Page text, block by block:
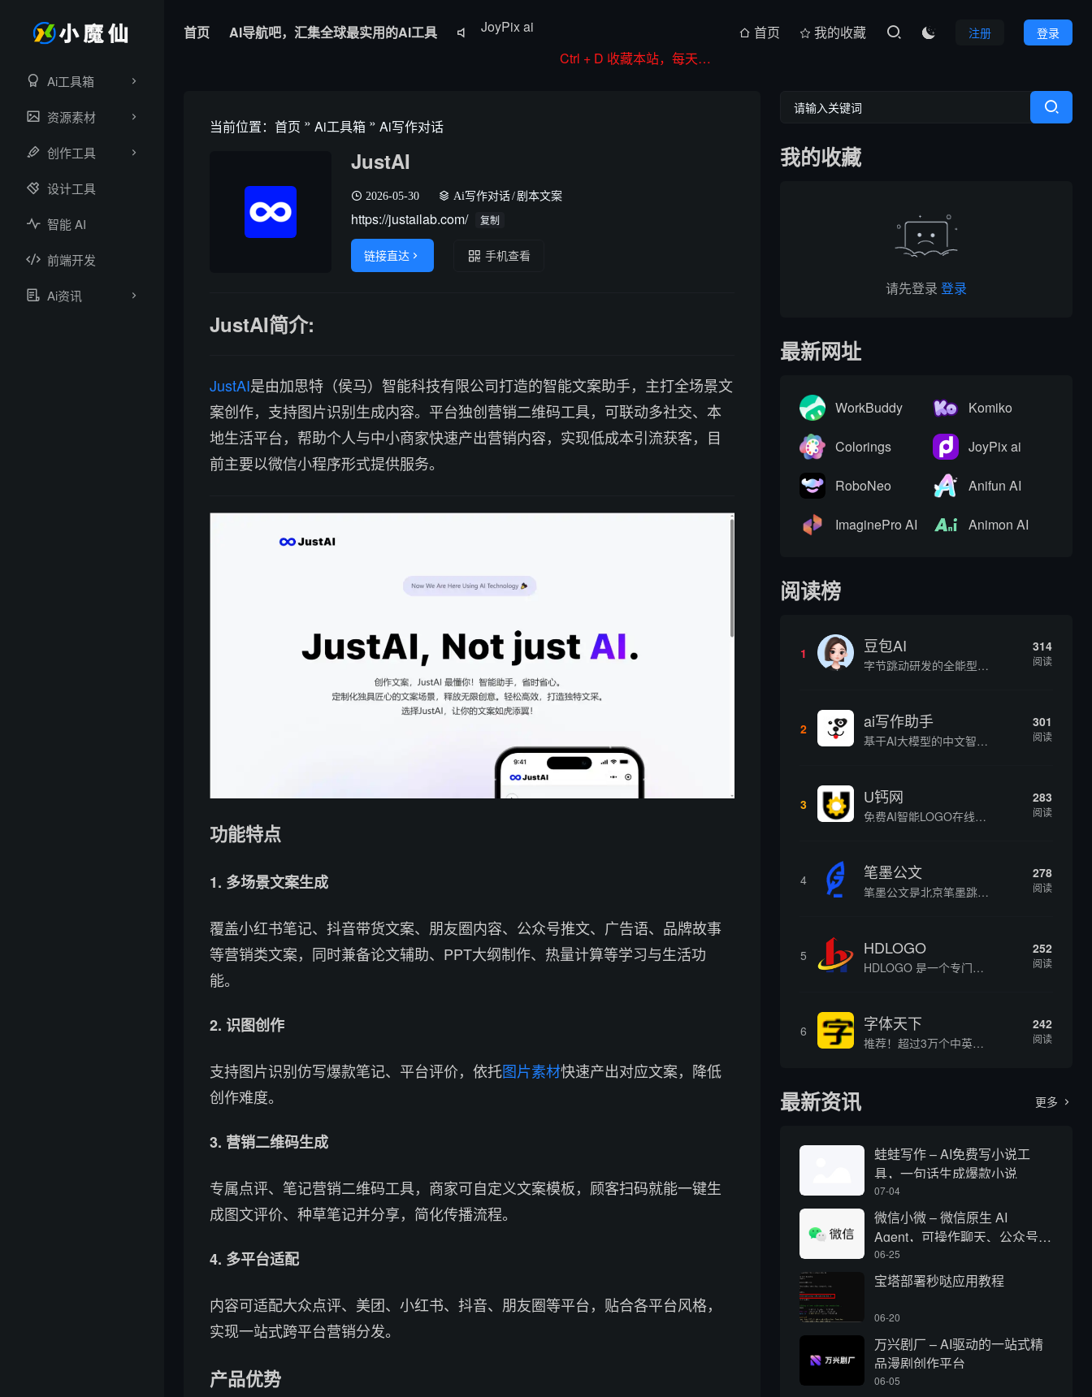
Ai工具箱
资源素材
创作工具
设计工具
智能 AI
前端开发
Ai资讯
首页 AI导航吧，汇集全球最实用的AI工具 
RoboNeo
登录
注册

首页
我的收藏
Ctrl + D 收藏本站，每天更新好站！
当前位置： 首页 » Ai工具箱 » Ai写作对话
JustAI
2026-05-30 Ai写作对话/ 剧本文案
https://justailab.com/ 复制
链接直达  手机查看
JustAI简介:
JustAI是由加思特（侯马）智能科技有限公司打造的智能文案助手，主打全场景文
案创作，支持图片识别生成内容。平台独创营销二维码工具，可联动多社交、本
地生活平台，帮助个人与中小商家快速产出营销内容，实现低成本引流获客，目
前主要以微信小程序形式提供服务。
功能特点
1. 多场景文案生成
覆盖小红书笔记、抖音带货文案、朋友圈内容、公众号推文、广告语、品牌故事
等营销类文案，同时兼备论文辅助、PPT大纲制作、热量计算等学习与生活功
能。
2. 识图创作
支持图片识别仿写爆款笔记、平台评价，依托图片素材快速产出对应文案，降低
创作难度。
3. 营销二维码生成
专属点评、笔记营销二维码工具，商家可自定义文案模板，顾客扫码就能一键生
成图文评价、种草笔记并分享，简化传播流程。
4. 多平台适配
内容可适配大众点评、美团、小红书、抖音、朋友圈等平台，贴合各平台风格，
实现一站式跨平台营销分发。
产品优势
我的收藏
请先登录 登录
最新网址
WorkBuddy Komiko
Colorings JoyPix ai
RoboNeo Anifun AI
ImaginePro AI Animon AI
阅读榜
1 豆包AI
字节跳动研发的全能型AI智能助手，提供智能对话、知识问答、内容创作、学习办公等一站式AI服务
314
阅读
2 ai写作助手
基于AI大模型的中文智能写作工具，面向学生、自媒体、职场人士提供一站式文本创作服务 核心定位 AI写作助手是依托人工智能技术打造的创作辅助平台，专注中文文本生成与优化，帮助用户快速完成各类文案、文章、论文等内容创作，提升写作效率 核心功能 ...
301
阅读
3 U钙网
免费AI智能LOGO在线设计制作平台
283
阅读
4 笔墨公文
笔墨公文是北京笔墨跳动科技旗下垂直公文赛道 AIGC 创作平台，深耕体制公文专业场景，依托海量标准公文语料训练专属大模型。平台整合 AI 公文生成、全维度智能校对、范文库、实时更新素材库、标准化公文模板五大核心板块，兼顾公文快速撰写、文稿合...
278
阅读
5 HDLOGO
HDLOGO 是一个专门整理矢量标志和图标的网站，提供各类品牌和公司的矢量标志下载服务，主要面向设计师、营销人员和企业用户，帮他们获取高质量的品牌标识资源。
252
阅读
6 字体天下
推荐！超过3万个中英文字体免费下载
242
阅读
最新资讯 更多 
蛙蛙写作 – AI免费写小说工
具，一句话生成爆款小说
07-04
微信小微 – 微信原生 AI
Agent，可操作聊天、公众号、
视频号和小程序
06-25
宝塔部署秒哒应用教程
06-20
万兴剧厂 – AI驱动的一站式精
品漫剧创作平台
06-05